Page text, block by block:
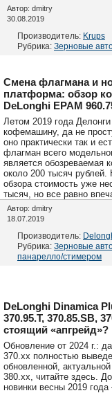
Автор: dmitry
30.08.2019
Производитель: Krups
Рубрика: Зерновые
Смена флагмана и
платформа: обзор
DeLonghi EPAM
Летом 2019 года
кофемашину, да не
оно практически так и
флагман всего
является обозреваемая
около 200 тысяч рублей.
обзора стоимость уже
тысяч, но все равно
Автор: dmitry
18.07.2019
Производитель:
Рубрика: Зерновые
панарелло/стимером
DeLonghi Dinamica
370.95.T, 370.85.SB,
стоящий «апгрейд»?
Обновление от 2024 г.:
370.xx полностью
обновленной,
380.xx, читайте здесь.
новинки весны 2019